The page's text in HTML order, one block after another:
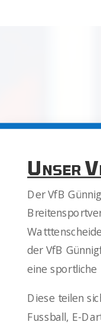
Unser
Der VfB
der VfB
eine
Diese teilen
Fussball, E-